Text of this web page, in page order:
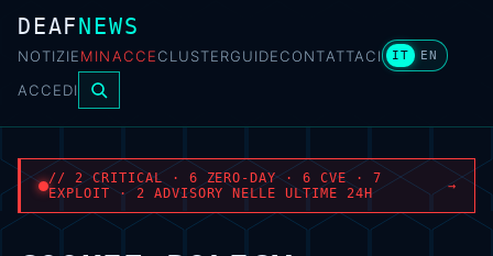
DEAFNEWS
NOTIZIEMINACCECLUSTERGUIDECONTATTACI IT EN
ACCEDI
// 2 CRITICAL · 6 ZERO-DAY · 6 CVE · 7
EXPLOIT · 2 ADVISORY NELLE ULTIME 24H
→